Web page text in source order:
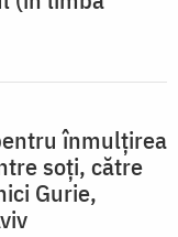
înmulţirea
soţi, către
Gurie,